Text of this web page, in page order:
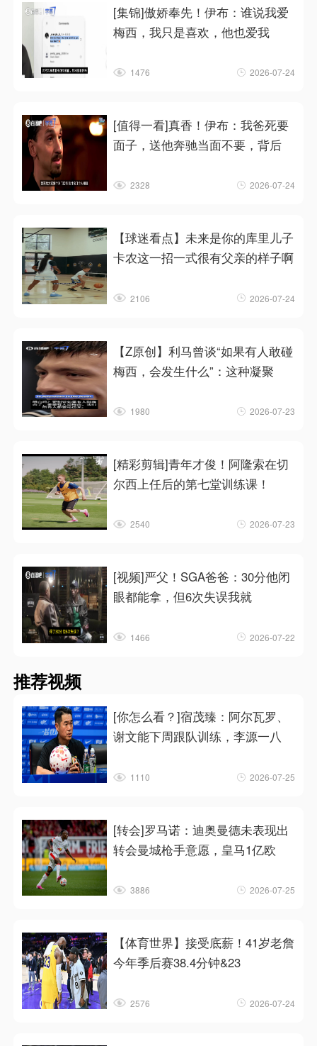
[集锦]傲娇奉先！伊布：谁说我爱
梅西，我只是喜欢，他也爱我
1476 2026-07-24
[值得一看]真香！伊布：我爸死要
面子，送他奔驰当面不要，背后
2328 2026-07-24
【球迷看点】未来是你的库里儿子
卡农这一招一式很有父亲的样子啊
2106 2026-07-24
【Z原创】利马曾谈“如果有人敢碰
梅西，会发生什么”：这种凝聚
1980 2026-07-23
[精彩剪辑]青年才俊！阿隆索在切
尔西上任后的第七堂训练课！
2540 2026-07-23
[视频]严父！SGA爸爸：30分他闭
眼都能拿，但6次失误我就
1466 2026-07-22
推荐视频
[你怎么看？]宿茂臻：阿尔瓦罗、
谢文能下周跟队训练，李源一八
1110 2026-07-25
[转会]罗马诺：迪奥曼德未表现出
转会曼城枪手意愿，皇马1亿欧
3886 2026-07-25
【体育世界】接受底薪！41岁老詹
今年季后赛38.4分钟&23
2576 2026-07-24